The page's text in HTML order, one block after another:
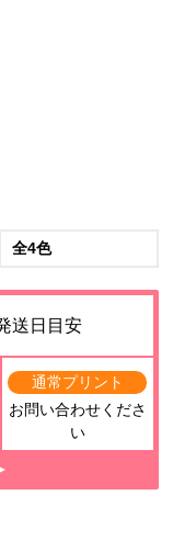
全4色
送日目安
通常プリント
お問い合わせくださ
い